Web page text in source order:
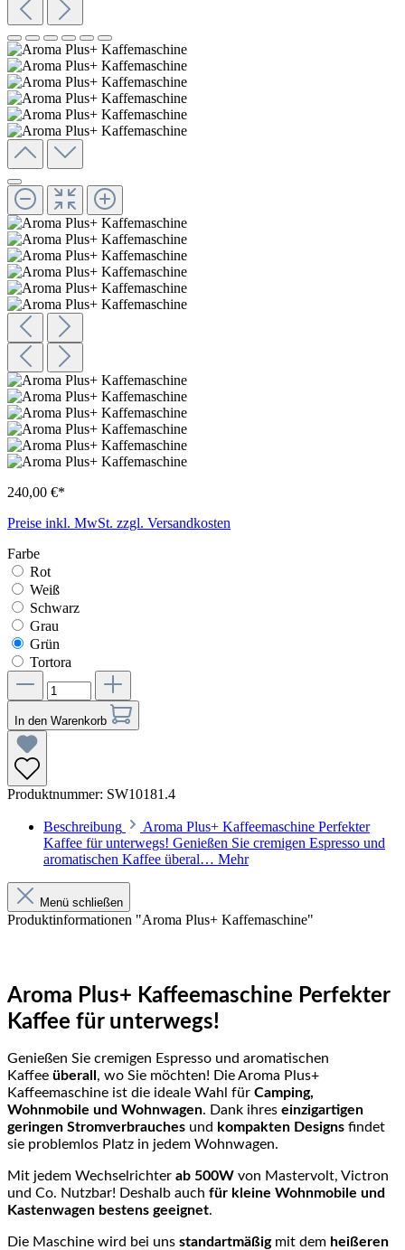
240,00 €*
Preise inkl. MwSt. zzgl. Versandkosten
Farbe
Rot
Weiß
Schwarz
Grau
Grün
Tortora
In den Warenkorb
Produktnummer: SW10181.4
Beschreibung
Aroma Plus+ Kaffeemaschine Perfekter
Kaffee für unterwegs! Genießen Sie cremigen Espresso und
aromatischen Kaffee überal… Mehr
Menü schließen
Produktinformationen "Aroma Plus+ Kaffemaschine"
Aroma Plus+ Kaffeemaschine Perfekter
Kaffee für unterwegs!
Genießen Sie cremigen Espresso und aromatischen
Kaffee überall , wo Sie möchten! Die Aroma Plus+
Kaffeemaschine ist die ideale Wahl für Camping,
Wohnmobile und Wohnwagen. Dank ihres einzigartigen
geringen Stromverbrauches und kompakten Designs findet
sie problemlos Platz in jedem Wohnwagen.
Mit jedem Wechselrichter ab 500W von Mastervolt, Victron
und Co. Nutzbar! Deshalb auch für kleine Wohnmobile und
Kastenwagen bestens geeignet.
Die Maschine wird bei uns standartmäßigmit dem heißeren